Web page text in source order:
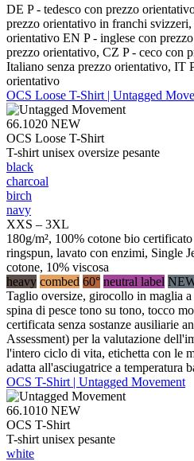
DE P - tedesco con prezzo
prezzo orientativo in franchi
orientativo EN P - inglese con
prezzo orientativo, CZ P - ceco con
Italiano senza prezzo orientativo, IT
orientativo
OCS Loose T-Shirt | Untagged
66.1020 NEW
OCS Loose T-Shirt
T-shirt unisex oversize pesante
black
charcoal
birch
navy
XXS – 3XL
180g/m², 100% cotone bio
ringspun, lavato con enzimi, Single
cotone, 10% viscosa
heavy combed 60° neutral label
Taglio oversize, girocollo in maglia a
spina di pesce tono su tono, tocco
certificata senza sostanze ausiliarie
Assessment) per la valutazione
l'intero ciclo di vita, etichetta con le
adatta all'asciugatrice a temperatura
OCS T-Shirt | Untagged Movement
66.1010 NEW
OCS T-Shirt
T-shirt unisex pesante
white